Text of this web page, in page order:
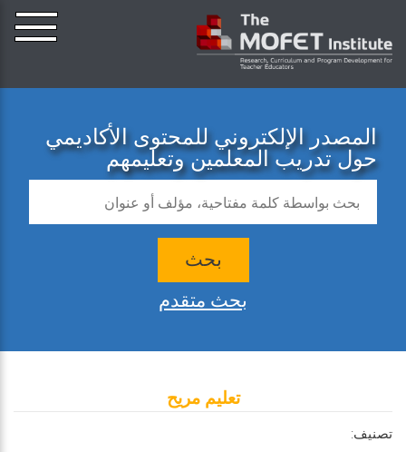
المصدر الإلكتروني للمحتوى الأكاديمي
حول تدريب المعلمين وتعليمهم
بحث
بحث متقدم
تعليم مريح
تصنيف: